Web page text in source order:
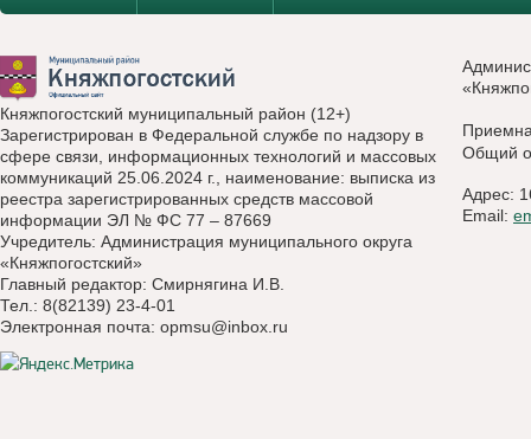
Княжпогостский муниципальный район (12+)
Зарегистрирован в Федеральной службе по надзору в
сфере связи, информационных технологий и массовых
коммуникаций 25.06.2024 г., наименование: выписка из
реестра зарегистрированных средств массовой
информации ЭЛ № ФС 77 – 87669
Учредитель: Администрация муниципального округа
«Княжпогостский»
Главный редактор: Смирнягина И.В.
Тел.: 8(82139) 23-4-01
Электронная почта: opmsu@inbox.ru
Общий
Адрес:
Email: